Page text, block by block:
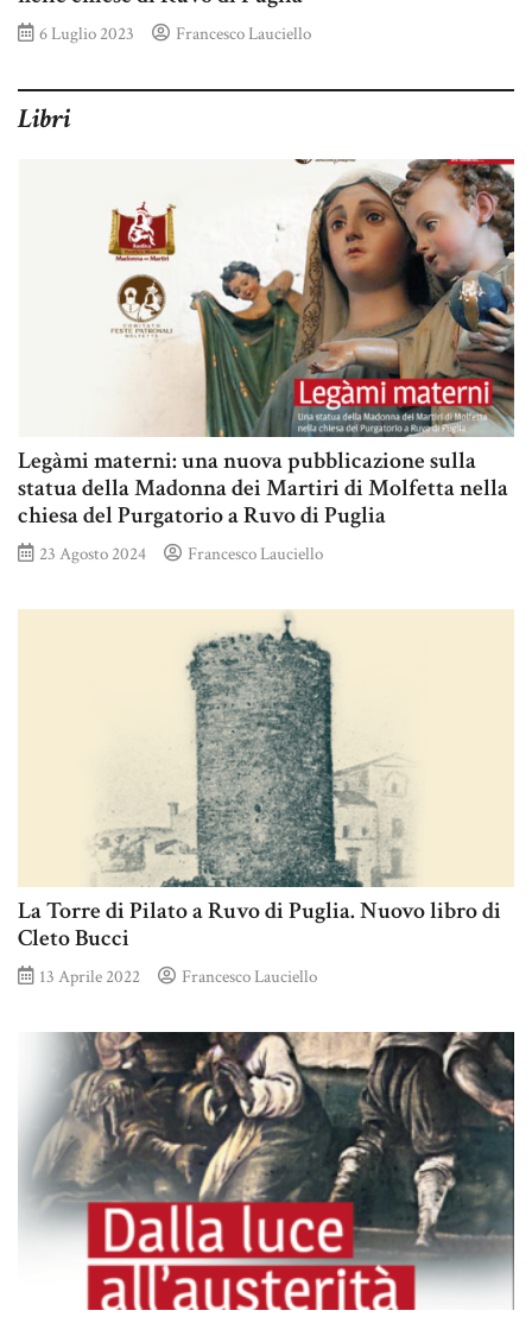
6 Luglio 2023 Francesco Lauciello
Libri
Legàmi materni: una nuova pubblicazione sulla
statua della Madonna dei Martiri di Molfetta nella
chiesa del Purgatorio a Ruvo di Puglia
23 Agosto 2024 Francesco Lauciello
La Torre di Pilato a Ruvo di Puglia. Nuovo libro di
Cleto Bucci
13 Aprile 2022 Francesco Lauciello